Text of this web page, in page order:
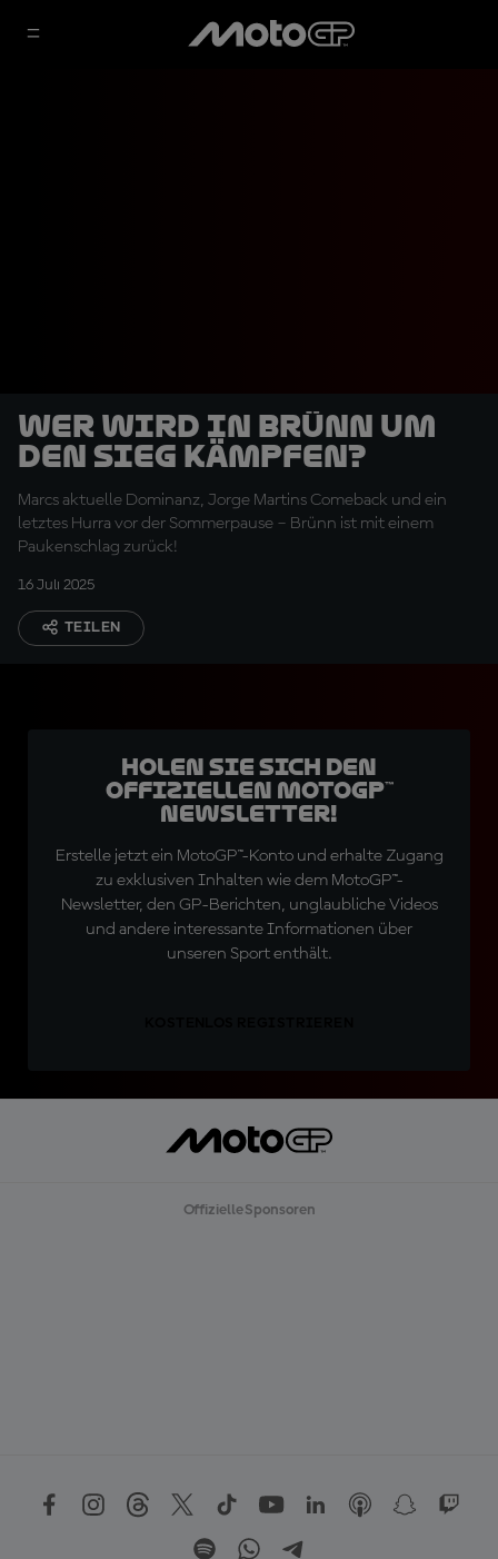
Wer wird in Brünn um
den Sieg kämpfen?
Marcs aktuelle Dominanz, Jorge Martins Comeback und ein
letztes Hurra vor der Sommerpause – Brünn ist mit einem
Paukenschlag zurück!
16 Juli 2025
TEILEN
Holen Sie sich den
offiziellen MotoGP™
Newsletter!
Erstelle jetzt ein MotoGP™-Konto und erhalte Zugang
zu exklusiven Inhalten wie dem MotoGP™-
Newsletter, den GP-Berichten, unglaubliche Videos
und andere interessante Informationen über
unseren Sport enthält.
Offizielle Sponsoren